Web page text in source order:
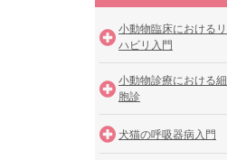
小動物臨床におけるリ
ハビリ入門
小動物診療における細
胞診
犬猫の呼吸器病入門